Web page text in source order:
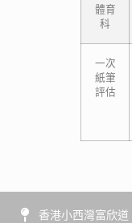
體育
科
一次
紙筆
評估
香港小西灣富欣道